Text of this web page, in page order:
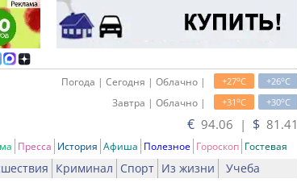
+26oC
+27oC
Погода | Сегодня | Облачно |
+30oC
+31oC
Завтра | Облачно |
€ 94.06 | $ 81.41
Пресса История Афиша Полезное Гороскоп Гостевая
Криминал Спорт Из жизни Учеба